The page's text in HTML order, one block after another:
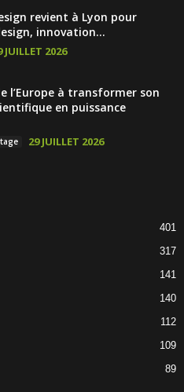
revient à Lyon pour
innovation...
JUILLET 2026
l’Europe à transformer son
en puissance
29 JUILLET 2026
401
317
141
140
112
109
89